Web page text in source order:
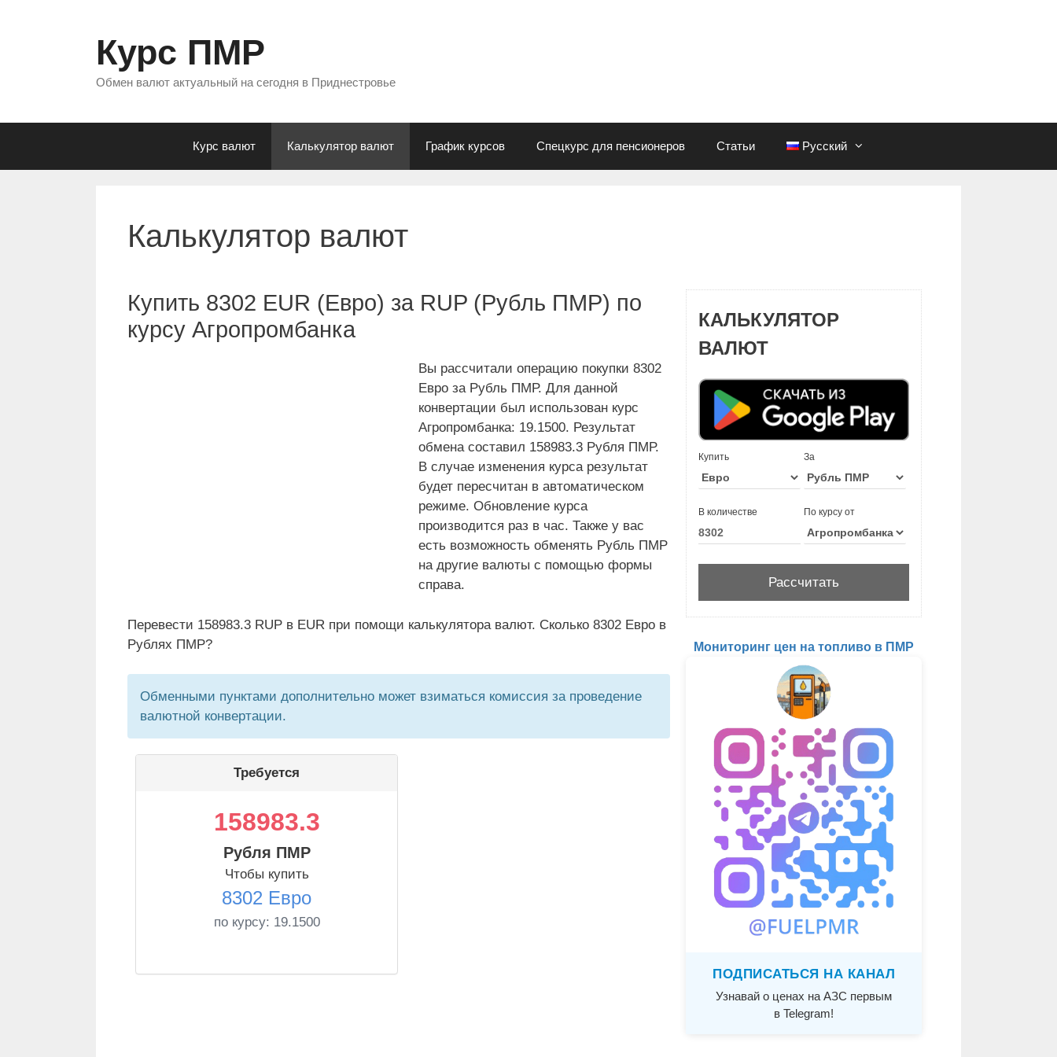
Курс ПМР
Обмен валют актуальный на сегодня в Приднестровье
Курс валют Калькулятор валют График курсов Спецкурс для пенсионеров Статьи Русский
Калькулятор валют
Купить 8302 EUR (Евро) за RUP (Рубль ПМР) по
курсу Агропромбанка
Вы рассчитали операцию покупки 8302
Евро за Рубль ПМР. Для данной
конвертации был использован курс
Агропромбанка: 19.1500. Результат
обмена составил 158983.3 Рубля ПМР.
В случае изменения курса результат
будет пересчитан в автоматическом
режиме. Обновление курса
производится раз в час. Также у вас
есть возможность обменять Рубль ПМР
на другие валюты с помощью формы
справа.
Перевести 158983.3 RUP в EUR при помощи калькулятора валют. Сколько 8302 Евро в
Рублях ПМР?
Обменными пунктами дополнительно может взиматься комиссия за проведение
валютной конвертации.
Требуется
158983.3
Рубля ПМР
Чтобы купить
8302 Евро
по курсу: 19.1500
КАЛЬКУЛЯТОР
ВАЛЮТ
Купить За
В количестве По курсу от
Мониторинг цен на топливо в ПМР
ПОДПИСАТЬСЯ НА КАНАЛ
Узнавай о ценах на АЗС первым
в Telegram!